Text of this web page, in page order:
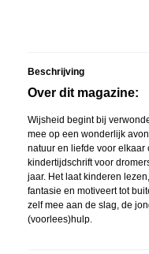
Beschrijving
Over dit magazine:
Wijsheid begint bij
mee op een wonderlijk
natuur en liefde voor elkaar
kindertijdschrift voor
jaar. Het laat kinderen
fantasie en motiveert tot
zelf mee aan de slag, de
(voorlees)hulp.